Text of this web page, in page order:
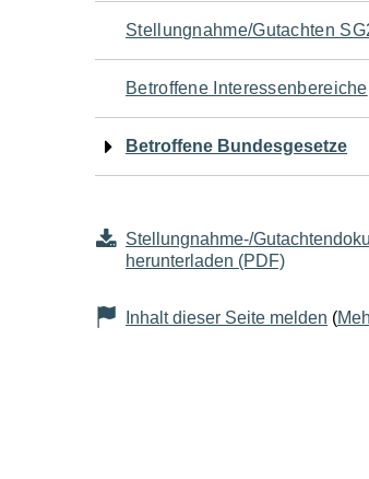
Navigation
für
den
Seiteninhalt
Stellungnahme/Gutachten
Betroffene Interessenbereiche
Betroffene Bundesgesetze
Stellungnahme-/
herunterladen (PDF)
Inhalt dieser Seite melden (